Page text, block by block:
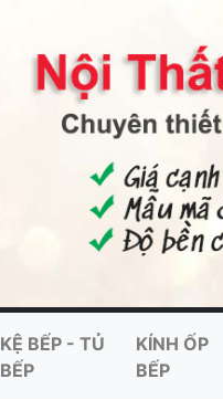
KỆ BẾP - TỦ
BẾP
KÍNH ỐP
BẾP